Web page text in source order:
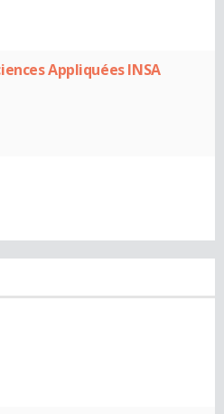
Appliquées INSA